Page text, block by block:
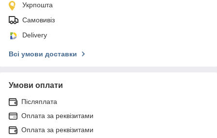
Укрпошта
Самовивіз
Delivery
Всі умови доставки
Умови оплати
Післяплата
Оплата за реквізитами
Оплата за реквізитами